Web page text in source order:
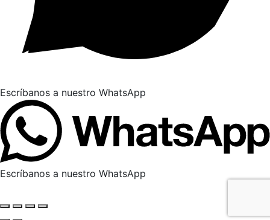
Escríbanos a nuestro WhatsApp
Escríbanos a nuestro WhatsApp